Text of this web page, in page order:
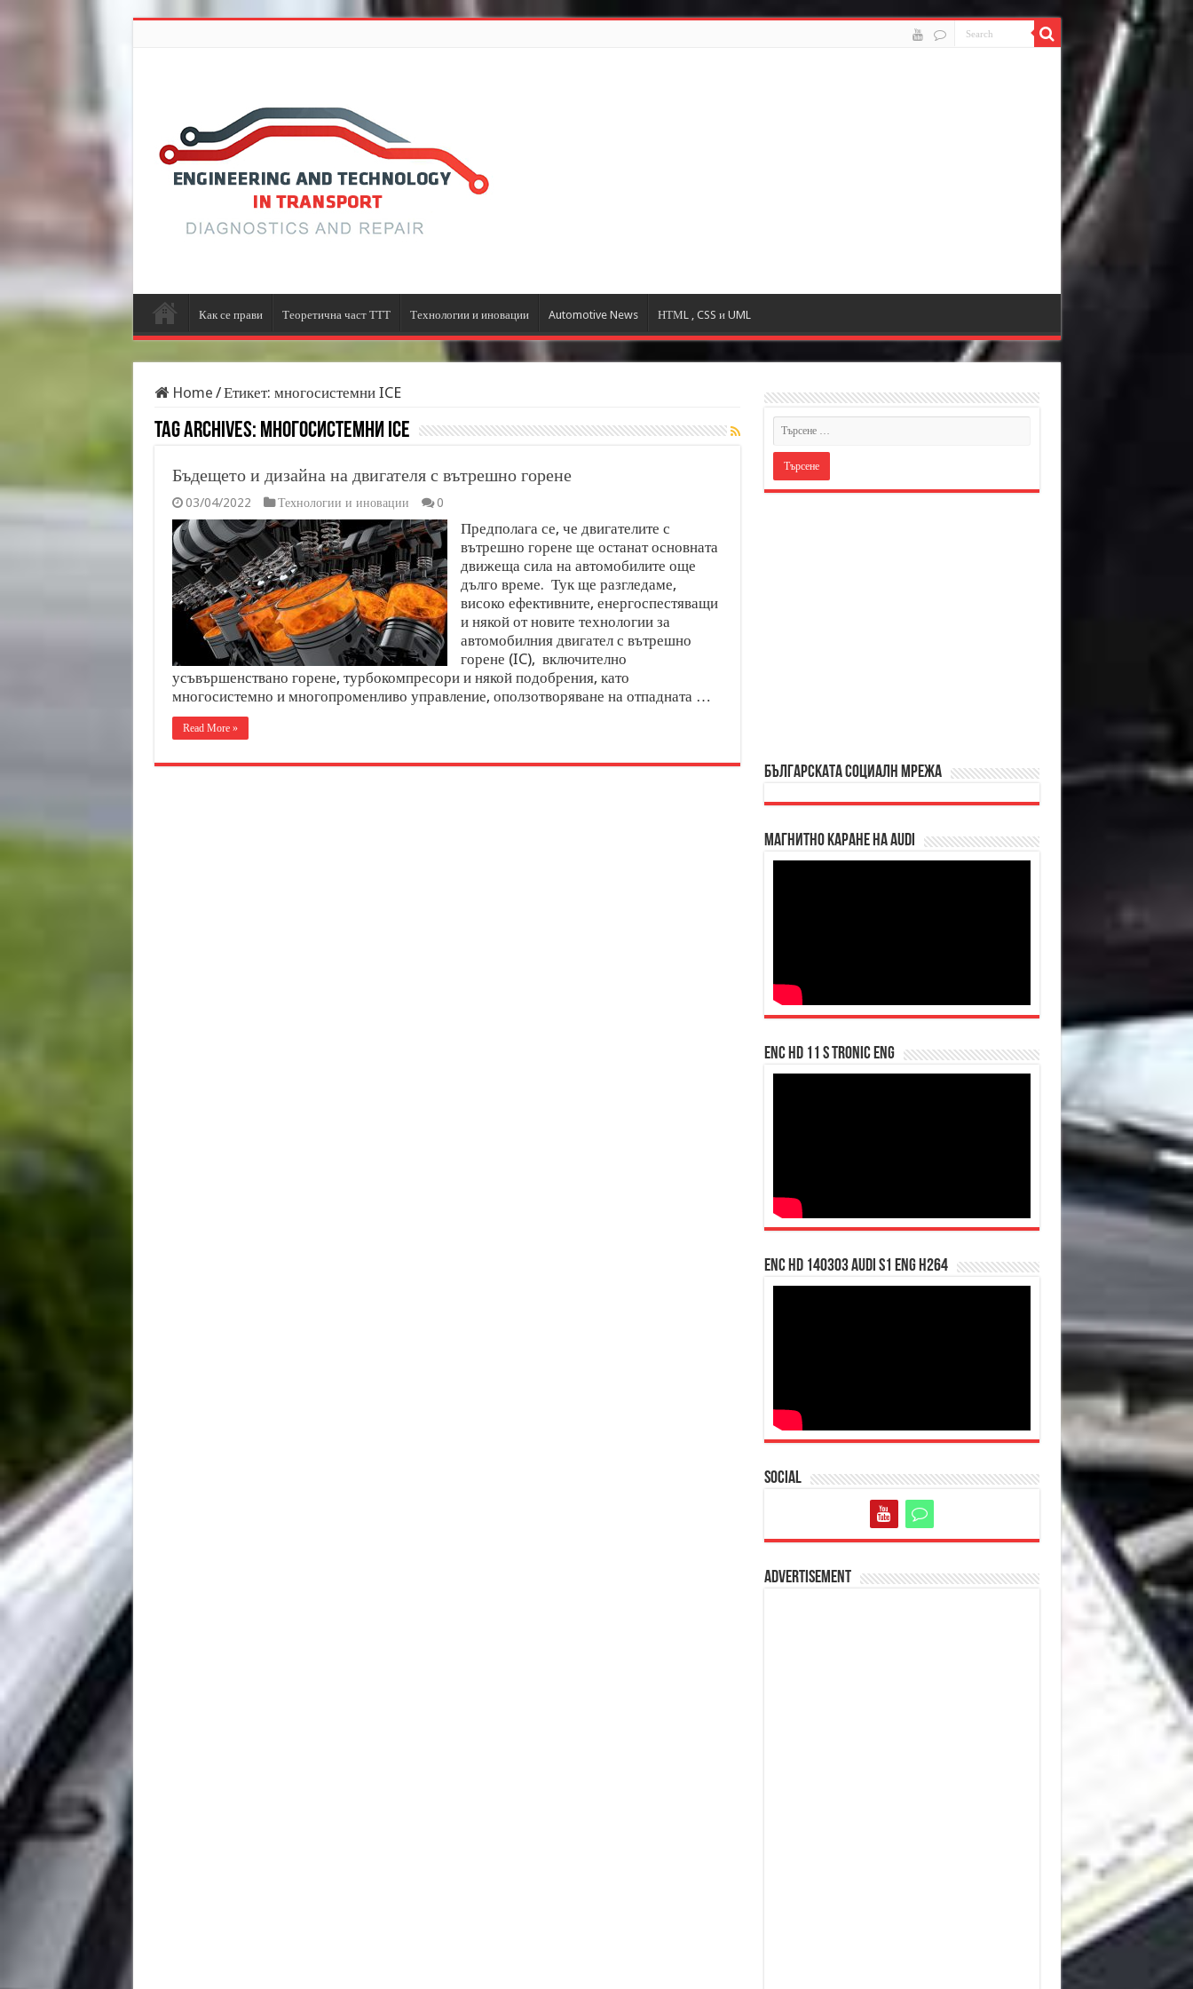
Как се прави Теоретична част ТТТ Технологии и иновации Automotive News НТМL , CSS и UML
Home /Етикет: многосистемни ICE
Tag Archives: многосистемни ICE
Бъдещето и дизайна на двигателя с вътрешно горене
03/04/2022 Технологии и иновации 0
Предполага се, че двигателите с
вътрешно горене ще останат основната
движеща сила на автомобилите още
дълго време. Тук ще разгледаме,
високо ефективните, енергоспестяващи
и някой от новите технологии за
автомобилния двигател с вътрешно
горене (IC), включително
усъвършенствано горене, турбокомпресори и някой подобрения, като
многосистемно и многопроменливо управление, оползотворяване на отпадната …
Read More »
БЪЛГАРСКАТА СОЦИАЛН МРЕЖА
Магнитно каране на Audi
enc hd 11 S tronic ENG
enc hd 140303 Audi S1 ENG H264
Social
Advertisement